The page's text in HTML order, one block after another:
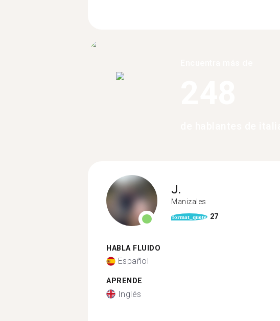
J.
Manizales
format_quote 27
HABLA FLUIDO
Español
APRENDE
Inglés